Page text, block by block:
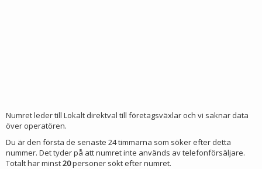
Numret leder till Lokalt direktval till företagsväxlar och vi saknar data
över operatören.
Du är den första de senaste 24 timmarna som söker efter detta
nummer. Det tyder på att numret inte används av telefonförsäljare.
Totalt har minst20personer sökt efter numret.